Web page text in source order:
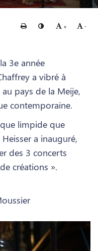
Imprimer Changer le contraste
+ Agrandir le
-
3e année
a vibré à
pays de la Meije,
contemporaine.
limpide que
a inauguré,
des 3 concerts
créations ».